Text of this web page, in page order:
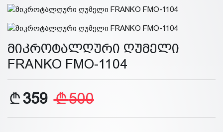
მიკროტალღური ღუმელი
FRANKO FMO-1104
359 500